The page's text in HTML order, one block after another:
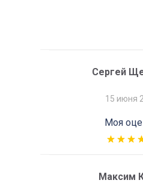
Сергей
15 июня
Моя
Максим